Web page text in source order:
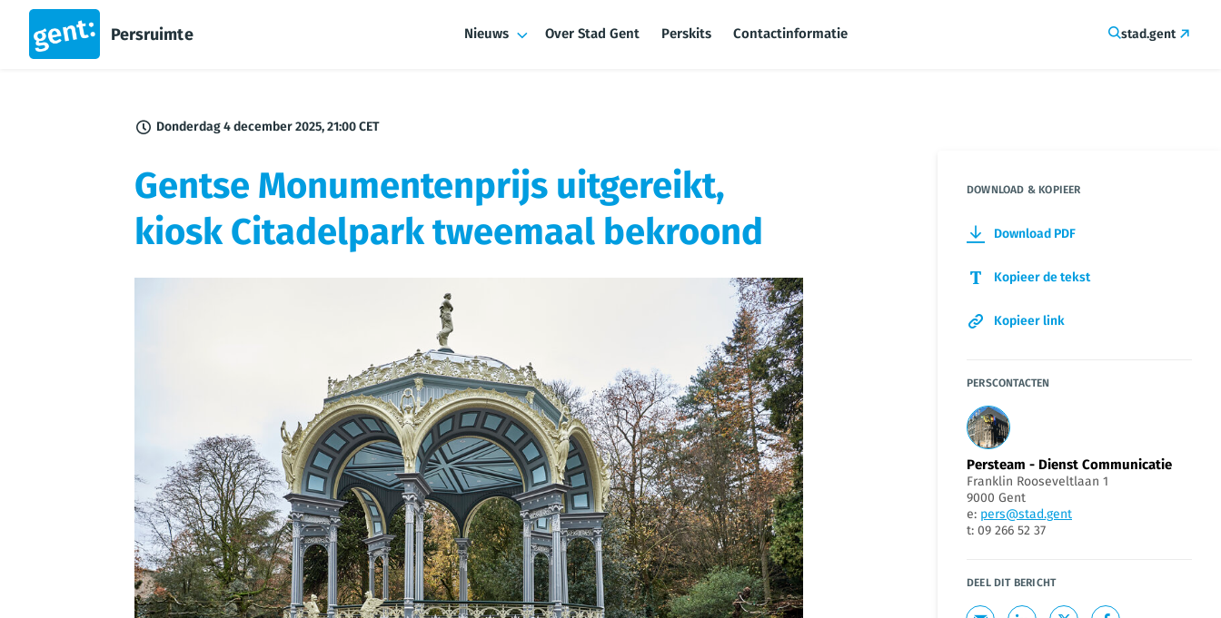
Persruimte Nieuws Over Stad Gent Perskits Contactinformatie stad.gent
Donderdag 4 december 2025, 21:00 CET
Gentse Monumentenprijs uitgereikt,
kiosk Citadelpark tweemaal bekroond
DOWNLOAD & KOPIEER
Download PDF
Kopieer de tekst
Kopieer link
PERSCONTACTEN
Persteam - Dienst Communicatie
Franklin Rooseveltlaan 1
9000 Gent
e: pers@stad.gent
t: 09 266 52 37
DEEL DIT BERICHT